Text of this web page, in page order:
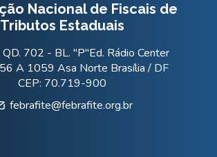
Nacional de Fiscais de
Tributos Estaduais
702 - BL. "P"Ed. Rádio Center
A 1059 Asa Norte Brasília / DF
CEP: 70.719-900
febrafite@febrafite.org.br